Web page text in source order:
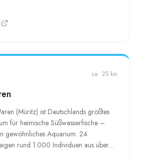
möchte, ist hier genau richtig.
Dinge und ein Ort, an
ca. 25 km
(Müritz) ist Deutschlands größtes
für heimische Süßwasserfische –
gewöhnliches Aquarium. 24
rund 1.000 Individuen aus über